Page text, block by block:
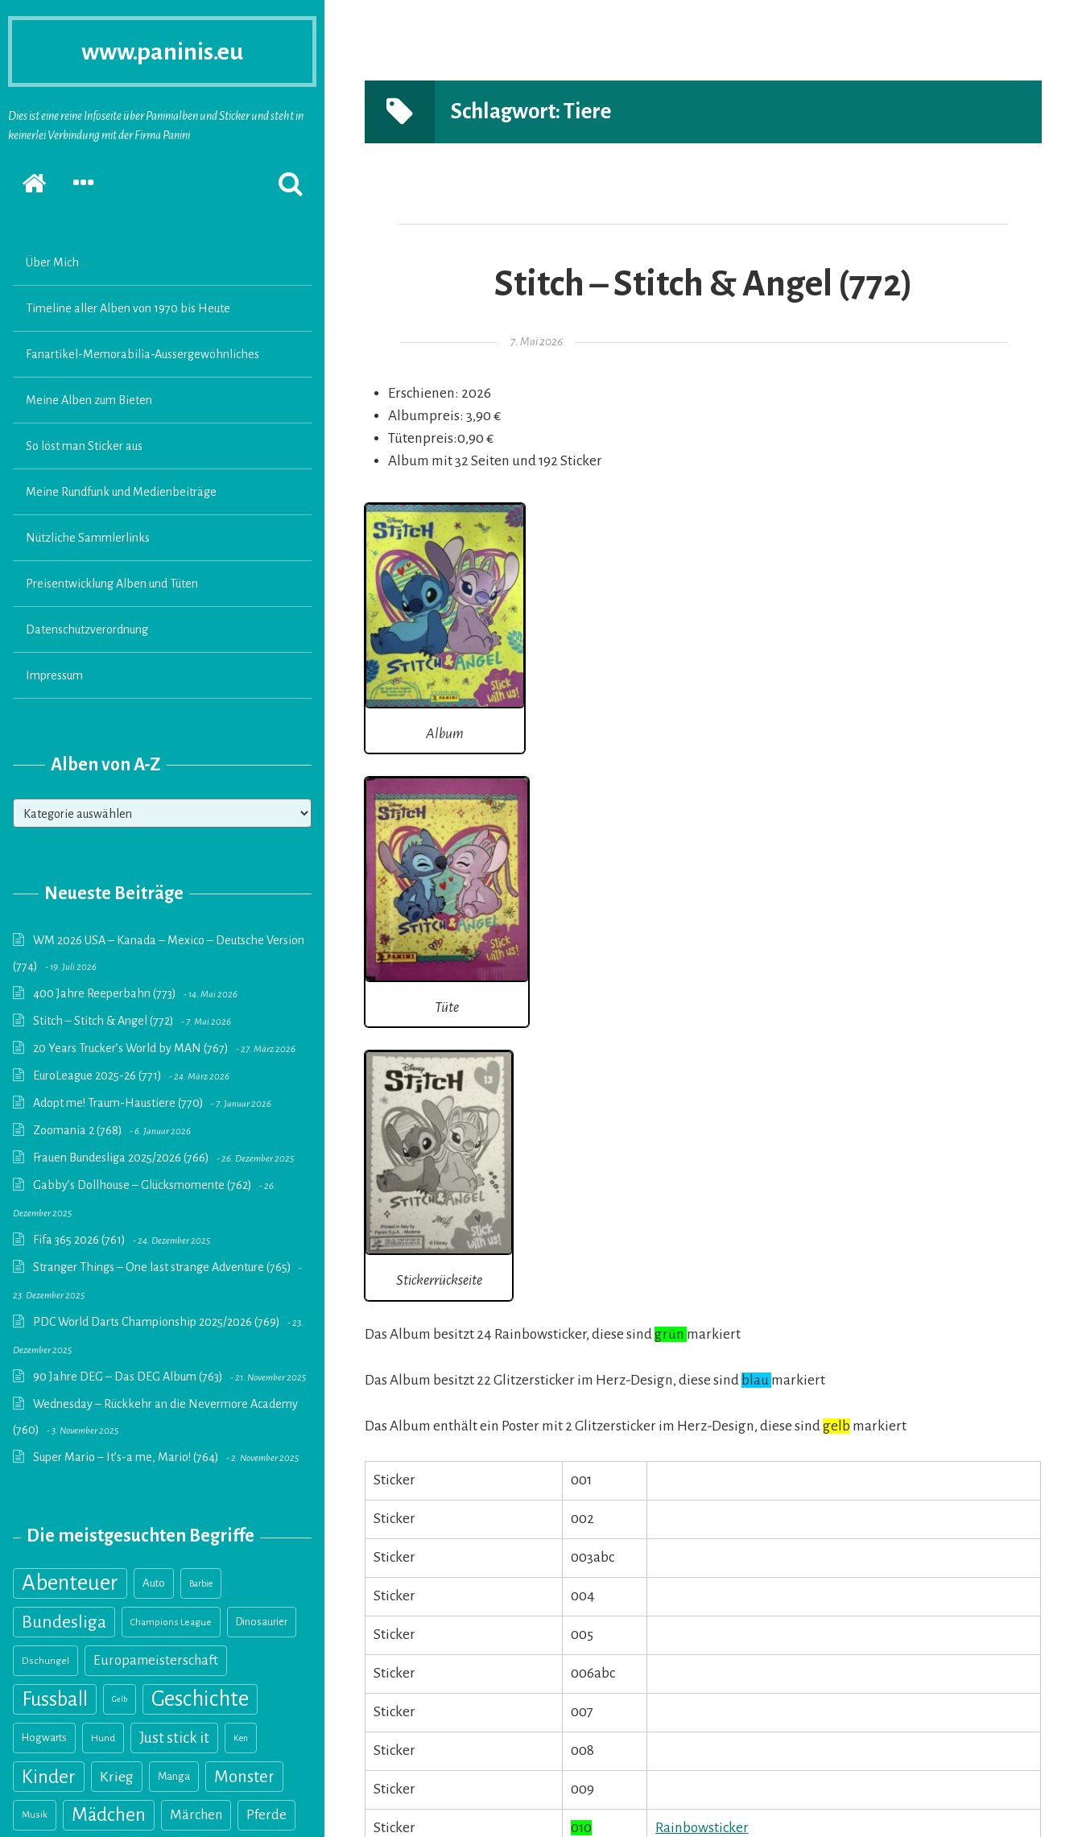
www.paninis.eu
Dies ist eine reine Infoseite über Paninialben und Sticker und steht in
keinerlei Verbindung mit der Firma Panini
Startseite
SEKUNDÄRE
SUCHFORMULAR
ERSCHEINEN
Über Mich
Timeline aller Alben von 1970 bis Heute
Fanartikel-Memorabilia-Aussergewöhnliches
Meine Alben zum Bieten
So löst man Sticker aus
Meine Rundfunk und Medienbeiträge
Nützliche Sammlerlinks
Preisentwicklung Alben und Tüten
Datenschutzverordnung
Impressum
Alben von A-Z
Alben
von
Neueste Beiträge
WM 2026 USA – Kanada – Mexico – Deutsche Version
(774)
19. Juli 2026
400 Jahre Reeperbahn (773) 14. Mai 2026
Stitch – Stitch & Angel (772) 7. Mai 2026
20 Years Trucker’s World by MAN (767) 27. März 2026
EuroLeague 2025-26 (771) 24. März 2026
Adopt me! Traum-Haustiere (770) 7. Januar 2026
Zoomania 2 (768) 6. Januar 2026
Frauen Bundesliga 2025/2026 (766) 26. Dezember 2025
Gabby’s Dollhouse – Glücksmomente (762) 26.
Dezember 2025
Fifa 365 2026 (761) 24. Dezember 2025
Stranger Things – One last strange Adventure (765)
23. Dezember 2025
PDC World Darts Championship 2025/2026 (769) 23.
Dezember 2025
90 Jahre DEG – Das DEG Album (763) 21. November 2025
Wednesday – Rückkehr an die Nevermore Academy
(760)
3. November 2025
Super Mario – It’s-a me, Mario! (764) 2. November 2025
Die meistgesuchten Begriffe
Abenteuer Auto Barbie
Bundesliga Champions League Dinosaurier
Dschungel Europameisterschaft
Fussball Gelb Geschichte
Hogwarts Hund Just stick it Ken
Kinder Krieg Manga Monster
Musik Mädchen Märchen Pferde
Schlagwort:Tiere
Stitch – Stitch & Angel (772)
Gepostet am
7. Mai 2026
Erschienen: 2026
Albumpreis: 3,90 €
Tütenpreis:0,90 €
Album mit 32 Seiten und 192 Sticker
Album
Tüte
Stickerrückseite
Das Album besitzt 24 Rainbowsticker, diese sindgrün markiert
Das Album besitzt 22 Glitzersticker im Herz-Design, diese sind blau markiert
Das Album enthält ein Poster mit 2 Glitzersticker im Herz-Design, diese sindgelb markiert
Sticker 001
Sticker 002
Sticker 003abc
Sticker 004
Sticker 005
Sticker 006abc
Sticker 007
Sticker 008
Sticker 009
Sticker 010 Rainbowsticker